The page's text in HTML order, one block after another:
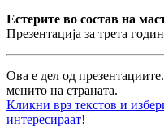
Естерите во состав на
Презентација за трета
Ова е дел од
менито на страната.
Кликни врз текстов и
интересираат!